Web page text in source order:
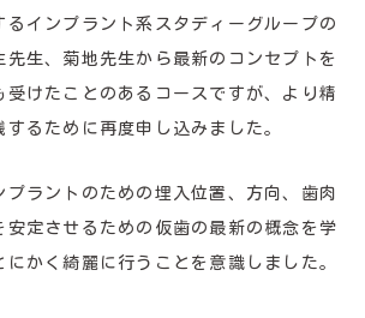
るインプラント系スタディーグループの
先生、菊地先生から最新のコンセプトを
受けたことのあるコースですが、より精
るために再度申し込みました。
プラントのための埋入位置、方向、歯肉
安定させるための仮歯の最新の概念を学
かく綺麗に行うことを意識しました。